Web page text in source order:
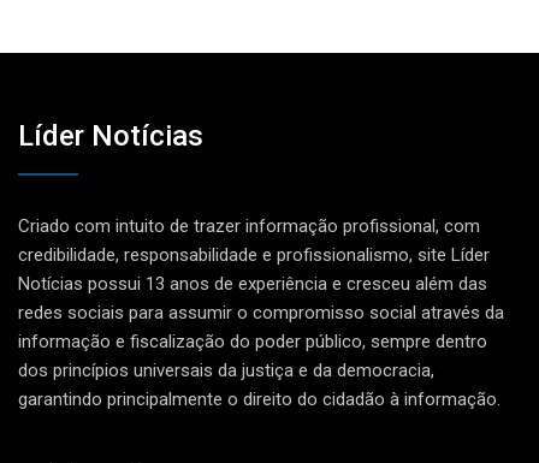
Líder Notícias
Criado com intuito de trazer informação profissional, com
credibilidade, responsabilidade e profissionalismo, site Líder
Notícias possui 13 anos de experiência e cresceu além das
redes sociais para assumir o compromisso social através da
informação e fiscalização do poder público, sempre dentro
dos princípios universais da justiça e da democracia,
garantindo principalmente o direito do cidadão à informação.